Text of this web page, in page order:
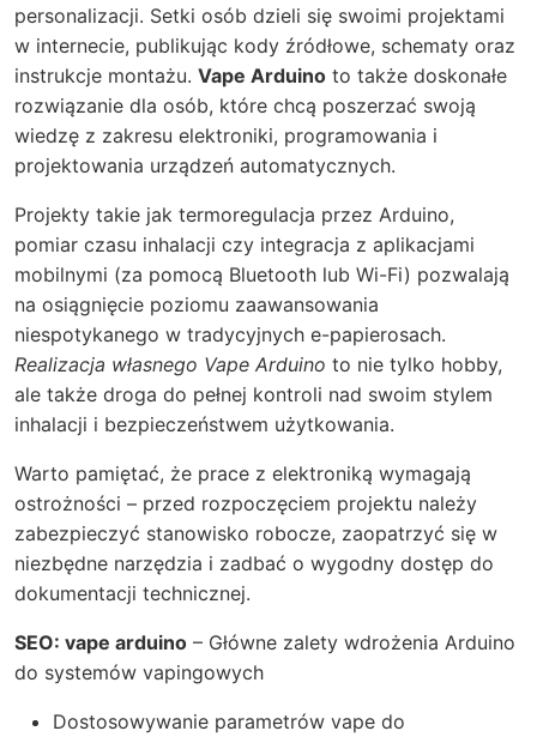
personalizacji. Setki osób dzieli się swoimi projektami
w internecie, publikując kody źródłowe, schematy oraz
instrukcje montażu. Vape Arduino to także doskonałe
rozwiązanie dla osób, które chcą poszerzać swoją
wiedzę z zakresu elektroniki, programowania i
projektowania urządzeń automatycznych.
Projekty takie jak termoregulacja przez Arduino,
pomiar czasu inhalacji czy integracja z aplikacjami
mobilnymi (za pomocą Bluetooth lub Wi-Fi) pozwalają
na osiągnięcie poziomu zaawansowania
niespotykanego w tradycyjnych e-papierosach.
Realizacja własnego Vape Arduino to nie tylko hobby,
ale także droga do pełnej kontroli nad swoim stylem
inhalacji i bezpieczeństwem użytkowania.
Warto pamiętać, że prace z elektroniką wymagają
ostrożności – przed rozpoczęciem projektu należy
zabezpieczyć stanowisko robocze, zaopatrzyć się w
niezbędne narzędzia i zadbać o wygodny dostęp do
dokumentacji technicznej.
SEO: vape arduino – Główne zalety wdrożenia Arduino
do systemów vapingowych
Dostosowywanie parametrów vape do